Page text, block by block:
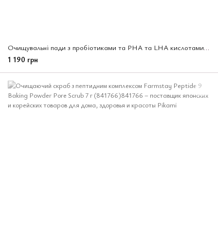
Очищувальні пади з пробіотиками та PHA та LHA кислотами Dr.Ceuracle, 60 шт (614914)
1 190 грн